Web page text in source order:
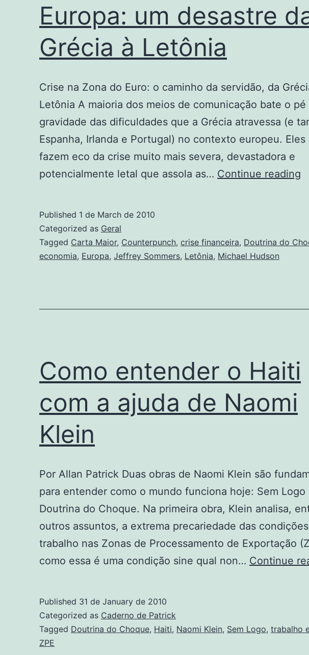
Europa: um desastre
Grécia à Letônia
Crise na Zona do Euro: o caminho da servidão, da
Letônia A maioria dos meios de comunicação bate o pé
gravidade das dificuldades que a Grécia atravessa (e
Espanha, Irlanda e Portugal) no contexto europeu. Eles
fazem eco da crise muito mais severa, devastadora e
potencialmente letal que assola as… Continue reading
Published 1 de March de 2010
Categorized as Geral
Tagged Carta Maior, Counterpunch, crise financeira, Doutrina do
economia, Europa, Jeffrey Sommers, Letônia, Michael Hudson
Como entender o Haiti
com a ajuda de Naomi
Klein
Por Allan Patrick Duas obras de Naomi Klein são
para entender como o mundo funciona hoje: Sem Logo
Doutrina do Choque. Na primeira obra, Klein analisa,
outros assuntos, a extrema precariedade das
trabalho nas Zonas de Processamento de Exportação
como essa é uma condição sine qual non… Continue
Published 31 de January de 2010
Categorized as Caderno de Patrick
Tagged Doutrina do Choque, Haiti, Naomi Klein, Sem Logo, trabalho
ZPE